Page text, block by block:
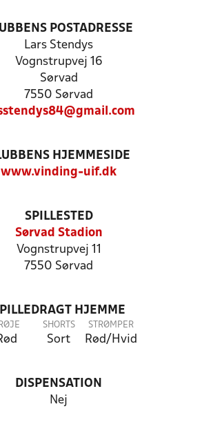
POSTADRESSE
Lars Stendys
Vognstrupvej 16
Sørvad
7550 Sørvad
HJEMMESIDE
www.vinding-uif.dk
SPILLESTED
Sørvad Stadion
Vognstrupvej 11
7550 Sørvad
HJEMME
SHORTS
Sort
STRØMPER
Rød/Hvid
DISPENSATION
Nej